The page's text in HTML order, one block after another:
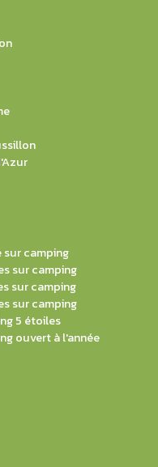
camping
sur camping
sur camping
sur camping
5 étoiles
ouvert à l'année